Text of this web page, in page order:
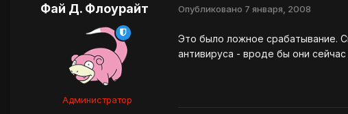
Фай Д. Флоурайт
Администратор
Опубликовано 7 января, 2008
Это было ложное срабатывание.
антивируса - вроде бы они